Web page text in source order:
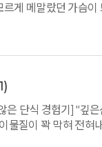
게 메말랐던 가슴
링되어 행복하게 살아
은 단식 경험기] "깊
물질이 꽉 막혀 전혀
새어나왔고 직장동